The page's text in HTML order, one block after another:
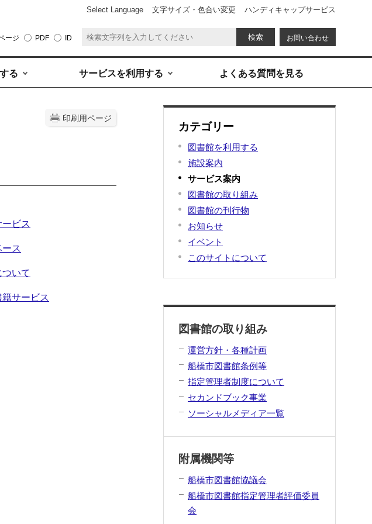
お問い合わせ
ージ PDF ID
Select Language 文字サイズ・色合い変更 ハンディキャップサービス
る サービスを利用する よくある質問を見る
印刷用ページ
ビス
ス
いて
サービス
カテゴリー
図書館を利用する
施設案内
サービス案内
図書館の取り組み
図書館の刊行物
お知らせ
イベント
このサイトについて
図書館の取り組み
運営方針・各種計画
船橋市図書館条例等
指定管理者制度について
セカンドブック事業
ソーシャルメディア一覧
附属機関等
船橋市図書館協議会
船橋市図書館指定管理者評価委員
会